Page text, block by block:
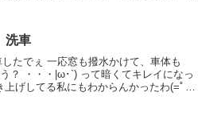
洗車
たでぇ 一応窓も撥水かけて、車体も
？ ・・・|ω･`) って暗くてキレイになっ
上げしてる私にもわからんかったわ(=ﾟ